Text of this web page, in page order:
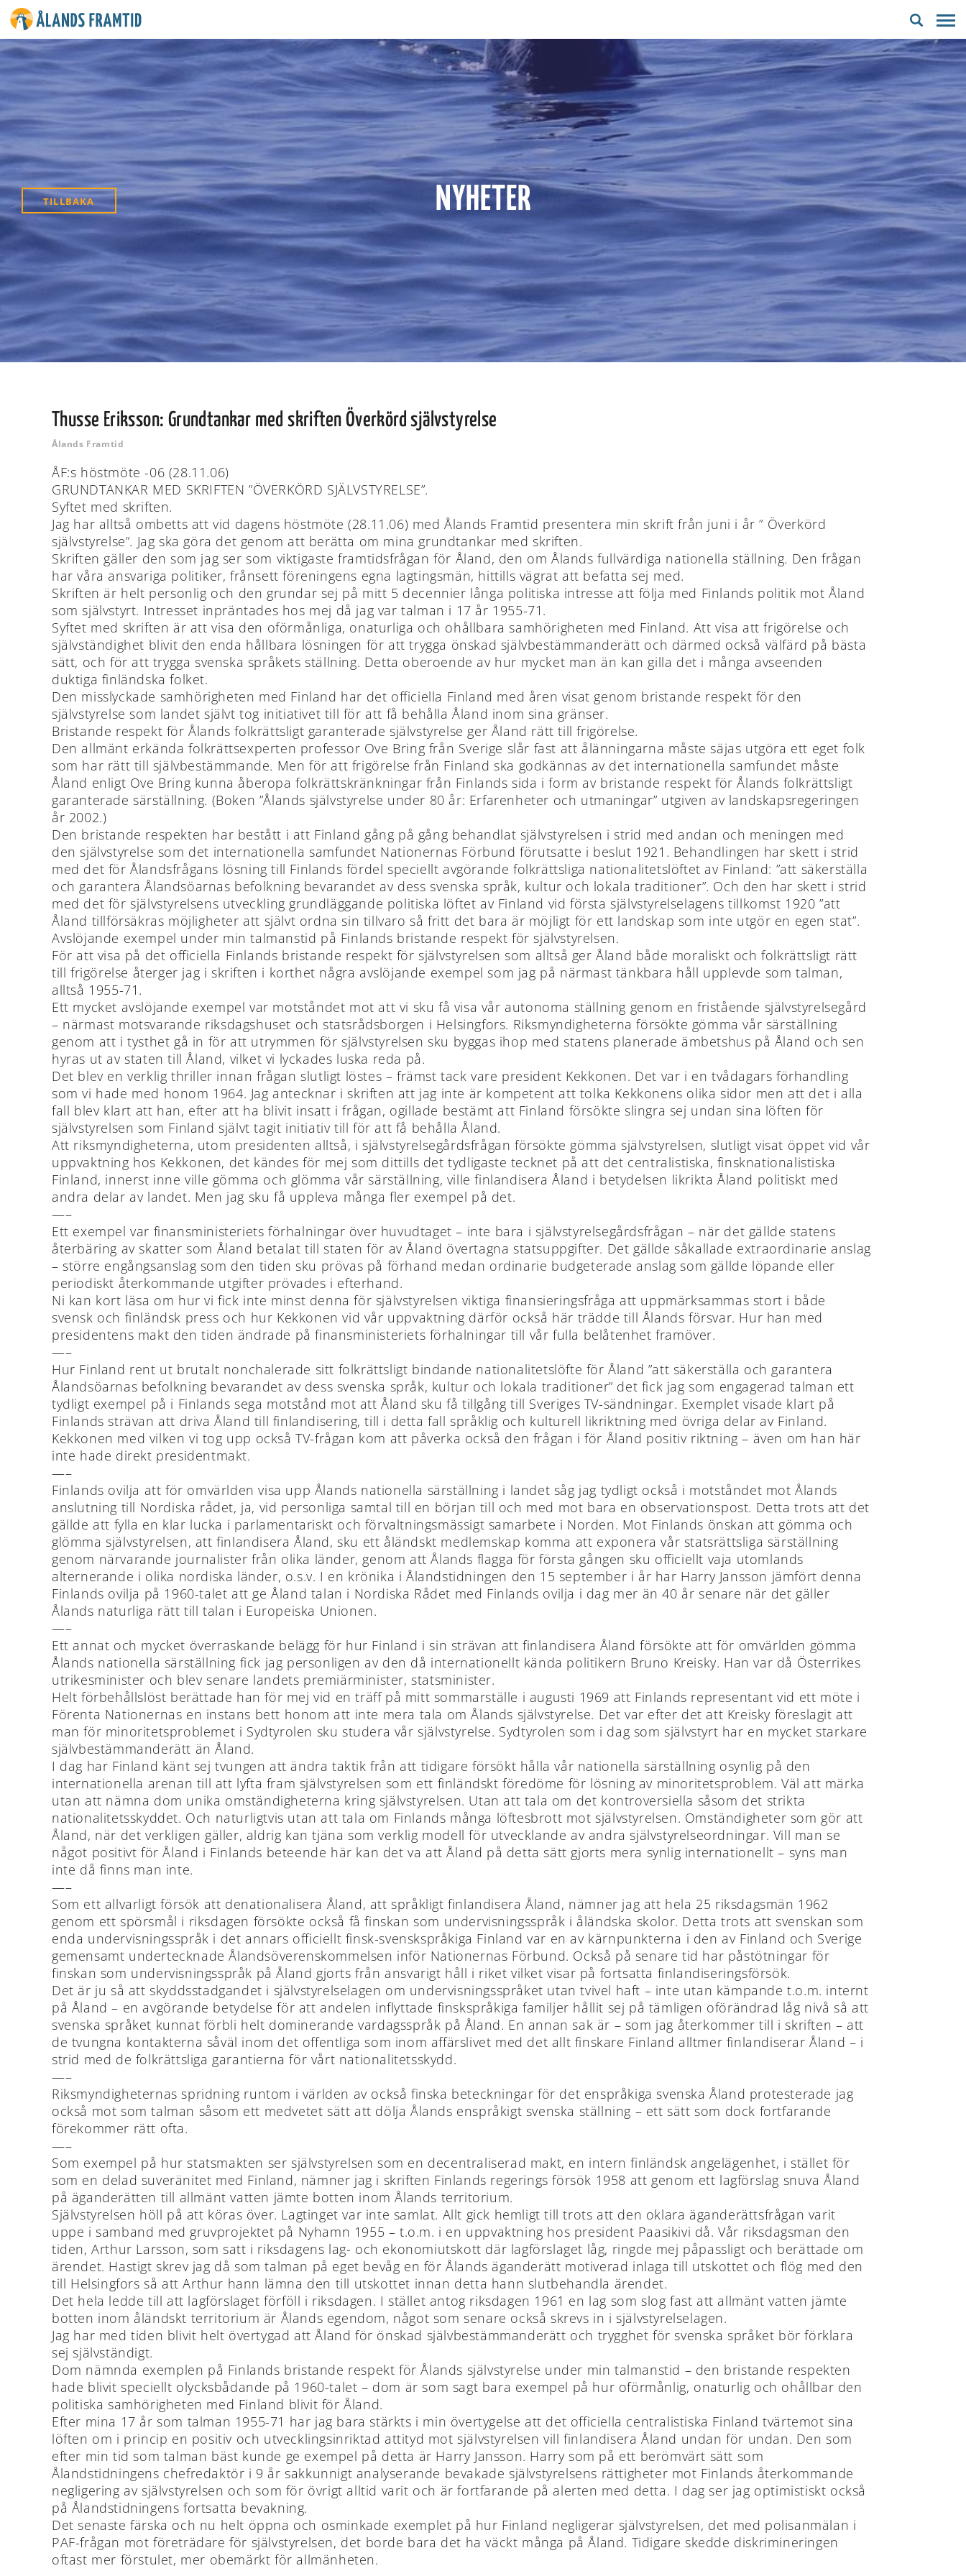
TILLBAKA NYHETER
Thusse Eriksson: Grundtankar med skriften Överkörd självstyrelse
Ålands Framtid
ÅF:s höstmöte -06 (28.11.06)
GRUNDTANKAR MED SKRIFTEN ”ÖVERKÖRD SJÄLVSTYRELSE”.
Syftet med skriften.
Jag har alltså ombetts att vid dagens höstmöte (28.11.06) med Ålands Framtid presentera min skrift från juni i år ” Överkörd
självstyrelse”. Jag ska göra det genom att berätta om mina grundtankar med skriften.
Skriften gäller den som jag ser som viktigaste framtidsfrågan för Åland, den om Ålands fullvärdiga nationella ställning. Den frågan
har våra ansvariga politiker, frånsett föreningens egna lagtingsmän, hittills vägrat att befatta sej med.
Skriften är helt personlig och den grundar sej på mitt 5 decennier långa politiska intresse att följa med Finlands politik mot Åland
som självstyrt. Intresset inpräntades hos mej då jag var talman i 17 år 1955-71.
Syftet med skriften är att visa den oförmånliga, onaturliga och ohållbara samhörigheten med Finland. Att visa att frigörelse och
självständighet blivit den enda hållbara lösningen för att trygga önskad självbestämmanderätt och därmed också välfärd på bästa
sätt, och för att trygga svenska språkets ställning. Detta oberoende av hur mycket man än kan gilla det i många avseenden
duktiga finländska folket.
Den misslyckade samhörigheten med Finland har det officiella Finland med åren visat genom bristande respekt för den
självstyrelse som landet självt tog initiativet till för att få behålla Åland inom sina gränser.
Bristande respekt för Ålands folkrättsligt garanterade självstyrelse ger Åland rätt till frigörelse.
Den allmänt erkända folkrättsexperten professor Ove Bring från Sverige slår fast att ålänningarna måste säjas utgöra ett eget folk
som har rätt till självbestämmande. Men för att frigörelse från Finland ska godkännas av det internationella samfundet måste
Åland enligt Ove Bring kunna åberopa folkrättskränkningar från Finlands sida i form av bristande respekt för Ålands folkrättsligt
garanterade särställning. (Boken ”Ålands självstyrelse under 80 år: Erfarenheter och utmaningar” utgiven av landskapsregeringen
år 2002.)
Den bristande respekten har bestått i att Finland gång på gång behandlat självstyrelsen i strid med andan och meningen med
den självstyrelse som det internationella samfundet Nationernas Förbund förutsatte i beslut 1921. Behandlingen har skett i strid
med det för Ålandsfrågans lösning till Finlands fördel speciellt avgörande folkrättsliga nationalitetslöftet av Finland: ”att säkerställa
och garantera Ålandsöarnas befolkning bevarandet av dess svenska språk, kultur och lokala traditioner”. Och den har skett i strid
med det för självstyrelsens utveckling grundläggande politiska löftet av Finland vid första självstyrelselagens tillkomst 1920 ”att
Åland tillförsäkras möjligheter att självt ordna sin tillvaro så fritt det bara är möjligt för ett landskap som inte utgör en egen stat”.
Avslöjande exempel under min talmanstid på Finlands bristande respekt för självstyrelsen.
För att visa på det officiella Finlands bristande respekt för självstyrelsen som alltså ger Åland både moraliskt och folkrättsligt rätt
till frigörelse återger jag i skriften i korthet några avslöjande exempel som jag på närmast tänkbara håll upplevde som talman,
alltså 1955-71.
Ett mycket avslöjande exempel var motståndet mot att vi sku få visa vår autonoma ställning genom en fristående självstyrelsegård
– närmast motsvarande riksdagshuset och statsrådsborgen i Helsingfors. Riksmyndigheterna försökte gömma vår särställning
genom att i tysthet gå in för att utrymmen för självstyrelsen sku byggas ihop med statens planerade ämbetshus på Åland och sen
hyras ut av staten till Åland, vilket vi lyckades luska reda på.
Det blev en verklig thriller innan frågan slutligt löstes – främst tack vare president Kekkonen. Det var i en tvådagars förhandling
som vi hade med honom 1964. Jag antecknar i skriften att jag inte är kompetent att tolka Kekkonens olika sidor men att det i alla
fall blev klart att han, efter att ha blivit insatt i frågan, ogillade bestämt att Finland försökte slingra sej undan sina löften för
självstyrelsen som Finland självt tagit initiativ till för att få behålla Åland.
Att riksmyndigheterna, utom presidenten alltså, i självstyrelsegårdsfrågan försökte gömma självstyrelsen, slutligt visat öppet vid vår
uppvaktning hos Kekkonen, det kändes för mej som dittills det tydligaste tecknet på att det centralistiska, finsknationalistiska
Finland, innerst inne ville gömma och glömma vår särställning, ville finlandisera Åland i betydelsen likrikta Åland politiskt med
andra delar av landet. Men jag sku få uppleva många fler exempel på det.
—–
Ett exempel var finansministeriets förhalningar över huvudtaget – inte bara i självstyrelsegårdsfrågan – när det gällde statens
återbäring av skatter som Åland betalat till staten för av Åland övertagna statsuppgifter. Det gällde såkallade extraordinarie anslag
– större engångsanslag som den tiden sku prövas på förhand medan ordinarie budgeterade anslag som gällde löpande eller
periodiskt återkommande utgifter prövades i efterhand.
Ni kan kort läsa om hur vi fick inte minst denna för självstyrelsen viktiga finansieringsfråga att uppmärksammas stort i både
svensk och finländsk press och hur Kekkonen vid vår uppvaktning därför också här trädde till Ålands försvar. Hur han med
presidentens makt den tiden ändrade på finansministeriets förhalningar till vår fulla belåtenhet framöver.
—–
Hur Finland rent ut brutalt nonchalerade sitt folkrättsligt bindande nationalitetslöfte för Åland ”att säkerställa och garantera
Ålandsöarnas befolkning bevarandet av dess svenska språk, kultur och lokala traditioner” det fick jag som engagerad talman ett
tydligt exempel på i Finlands sega motstånd mot att Åland sku få tillgång till Sveriges TV-sändningar. Exemplet visade klart på
Finlands strävan att driva Åland till finlandisering, till i detta fall språklig och kulturell likriktning med övriga delar av Finland.
Kekkonen med vilken vi tog upp också TV-frågan kom att påverka också den frågan i för Åland positiv riktning – även om han här
inte hade direkt presidentmakt.
—–
Finlands ovilja att för omvärlden visa upp Ålands nationella särställning i landet såg jag tydligt också i motståndet mot Ålands
anslutning till Nordiska rådet, ja, vid personliga samtal till en början till och med mot bara en observationspost. Detta trots att det
gällde att fylla en klar lucka i parlamentariskt och förvaltningsmässigt samarbete i Norden. Mot Finlands önskan att gömma och
glömma självstyrelsen, att finlandisera Åland, sku ett åländskt medlemskap komma att exponera vår statsrättsliga särställning
genom närvarande journalister från olika länder, genom att Ålands flagga för första gången sku officiellt vaja utomlands
alternerande i olika nordiska länder, o.s.v. I en krönika i Ålandstidningen den 15 september i år har Harry Jansson jämfört denna
Finlands ovilja på 1960-talet att ge Åland talan i Nordiska Rådet med Finlands ovilja i dag mer än 40 år senare när det gäller
Ålands naturliga rätt till talan i Europeiska Unionen.
—–
Ett annat och mycket överraskande belägg för hur Finland i sin strävan att finlandisera Åland försökte att för omvärlden gömma
Ålands nationella särställning fick jag personligen av den då internationellt kända politikern Bruno Kreisky. Han var då Österrikes
utrikesminister och blev senare landets premiärminister, statsminister.
Helt förbehållslöst berättade han för mej vid en träff på mitt sommarställe i augusti 1969 att Finlands representant vid ett möte i
Förenta Nationernas en instans bett honom att inte mera tala om Ålands självstyrelse. Det var efter det att Kreisky föreslagit att
man för minoritetsproblemet i Sydtyrolen sku studera vår självstyrelse. Sydtyrolen som i dag som självstyrt har en mycket starkare
självbestämmanderätt än Åland.
I dag har Finland känt sej tvungen att ändra taktik från att tidigare försökt hålla vår nationella särställning osynlig på den
internationella arenan till att lyfta fram självstyrelsen som ett finländskt föredöme för lösning av minoritetsproblem. Väl att märka
utan att nämna dom unika omständigheterna kring självstyrelsen. Utan att tala om det kontroversiella såsom det strikta
nationalitetsskyddet. Och naturligtvis utan att tala om Finlands många löftesbrott mot självstyrelsen. Omständigheter som gör att
Åland, när det verkligen gäller, aldrig kan tjäna som verklig modell för utvecklande av andra självstyrelseordningar. Vill man se
något positivt för Åland i Finlands beteende här kan det va att Åland på detta sätt gjorts mera synlig internationellt – syns man
inte då finns man inte.
—–
Som ett allvarligt försök att denationalisera Åland, att språkligt finlandisera Åland, nämner jag att hela 25 riksdagsmän 1962
genom ett spörsmål i riksdagen försökte också få finskan som undervisningsspråk i åländska skolor. Detta trots att svenskan som
enda undervisningsspråk i det annars officiellt finsk-svenskspråkiga Finland var en av kärnpunkterna i den av Finland och Sverige
gemensamt undertecknade Ålandsöverenskommelsen inför Nationernas Förbund. Också på senare tid har påstötningar för
finskan som undervisningsspråk på Åland gjorts från ansvarigt håll i riket vilket visar på fortsatta finlandiseringsförsök.
Det är ju så att skyddsstadgandet i självstyrelselagen om undervisningsspråket utan tvivel haft – inte utan kämpande t.o.m. internt
på Åland – en avgörande betydelse för att andelen inflyttade finskspråkiga familjer hållit sej på tämligen oförändrad låg nivå så att
svenska språket kunnat förbli helt dominerande vardagsspråk på Åland. En annan sak är – som jag återkommer till i skriften – att
de tvungna kontakterna såväl inom det offentliga som inom affärslivet med det allt finskare Finland alltmer finlandiserar Åland – i
strid med de folkrättsliga garantierna för vårt nationalitetsskydd.
—–
Riksmyndigheternas spridning runtom i världen av också finska beteckningar för det enspråkiga svenska Åland protesterade jag
också mot som talman såsom ett medvetet sätt att dölja Ålands enspråkigt svenska ställning – ett sätt som dock fortfarande
förekommer rätt ofta.
—–
Som exempel på hur statsmakten ser självstyrelsen som en decentraliserad makt, en intern finländsk angelägenhet, i stället för
som en delad suveränitet med Finland, nämner jag i skriften Finlands regerings försök 1958 att genom ett lagförslag snuva Åland
på äganderätten till allmänt vatten jämte botten inom Ålands territorium.
Självstyrelsen höll på att köras över. Lagtinget var inte samlat. Allt gick hemligt till trots att den oklara äganderättsfrågan varit
uppe i samband med gruvprojektet på Nyhamn 1955 – t.o.m. i en uppvaktning hos president Paasikivi då. Vår riksdagsman den
tiden, Arthur Larsson, som satt i riksdagens lag- och ekonomiutskott där lagförslaget låg, ringde mej påpassligt och berättade om
ärendet. Hastigt skrev jag då som talman på eget bevåg en för Ålands äganderätt motiverad inlaga till utskottet och flög med den
till Helsingfors så att Arthur hann lämna den till utskottet innan detta hann slutbehandla ärendet.
Det hela ledde till att lagförslaget förföll i riksdagen. I stället antog riksdagen 1961 en lag som slog fast att allmänt vatten jämte
botten inom åländskt territorium är Ålands egendom, något som senare också skrevs in i självstyrelselagen.
Jag har med tiden blivit helt övertygad att Åland för önskad självbestämmanderätt och trygghet för svenska språket bör förklara
sej självständigt.
Dom nämnda exemplen på Finlands bristande respekt för Ålands självstyrelse under min talmanstid – den bristande respekten
hade blivit speciellt olycksbådande på 1960-talet – dom är som sagt bara exempel på hur oförmånlig, onaturlig och ohållbar den
politiska samhörigheten med Finland blivit för Åland.
Efter mina 17 år som talman 1955-71 har jag bara stärkts i min övertygelse att det officiella centralistiska Finland tvärtemot sina
löften om i princip en positiv och utvecklingsinriktad attityd mot självstyrelsen vill finlandisera Åland undan för undan. Den som
efter min tid som talman bäst kunde ge exempel på detta är Harry Jansson. Harry som på ett berömvärt sätt som
Ålandstidningens chefredaktör i 9 år sakkunnigt analyserande bevakade självstyrelsens rättigheter mot Finlands återkommande
negligering av självstyrelsen och som för övrigt alltid varit och är fortfarande på alerten med detta. I dag ser jag optimistiskt också
på Ålandstidningens fortsatta bevakning.
Det senaste färska och nu helt öppna och osminkade exemplet på hur Finland negligerar självstyrelsen, det med polisanmälan i
PAF-frågan mot företrädare för självstyrelsen, det borde bara det ha väckt många på Åland. Tidigare skedde diskrimineringen
oftast mer förstulet, mer obemärkt för allmänheten.